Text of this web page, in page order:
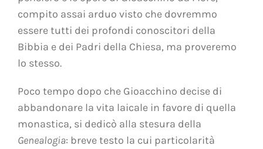
compito assai arduo visto che dovremmo
essere tutti dei profondi conoscitori della
Bibbia e dei Padri della Chiesa, ma proveremo
lo stesso.
Poco tempo dopo che Gioacchino decise di
abbandonare la vita laicale in favore di quella
monastica, si dedicò alla stesura della
Genealogia: breve testo la cui particolarità